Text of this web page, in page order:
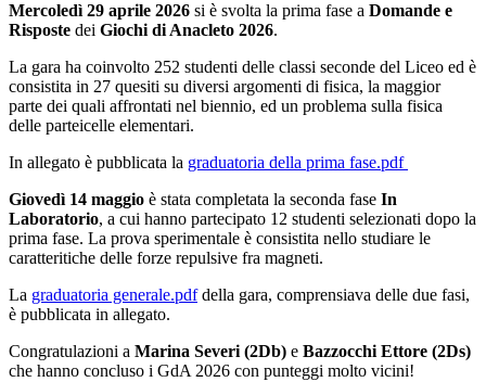
Mercoledì 29 aprile 2026 si è svolta la prima fase a Domande e
Risposte dei Giochi di Anacleto 2026.
La gara ha coinvolto 252 studenti delle classi seconde del Liceo ed è
consistita in 27 quesiti su diversi argomenti di fisica, la maggior
parte dei quali affrontati nel biennio, ed un problema sulla fisica
delle parteicelle elementari.
In allegato è pubblicata la graduatoria della prima fase.pdf
Giovedì 14 maggio è stata completata la seconda fase In
Laboratorio, a cui hanno partecipato 12 studenti selezionati dopo la
prima fase. La prova sperimentale è consistita nello studiare le
caratteritiche delle forze repulsive fra magneti.
La graduatoria generale.pdfdella gara, comprensiava delle due fasi,
è pubblicata in allegato.
Congratulazioni a Marina Severi (2Db) e Bazzocchi Ettore (2Ds)
che hanno concluso i GdA 2026 con punteggi molto vicini!